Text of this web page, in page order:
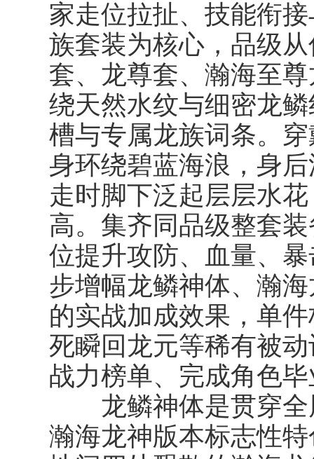
家走位拉扯、技能衔
族套装为核心，品级
套、龙尊套、瀚海至
绕天然水纹与细密龙
槽与专属龙族词条。
身环绕碧蓝海浪，身
走时脚下泛起层层水
高。集齐同品级整套
位提升攻防、血量、
步增幅龙鳞神体、瀚
的实战加成效果，单
死瞬回龙元等稀有被
战力榜单、完成角色
龙鳞神体是贯穿
瀚海龙神版本标志性